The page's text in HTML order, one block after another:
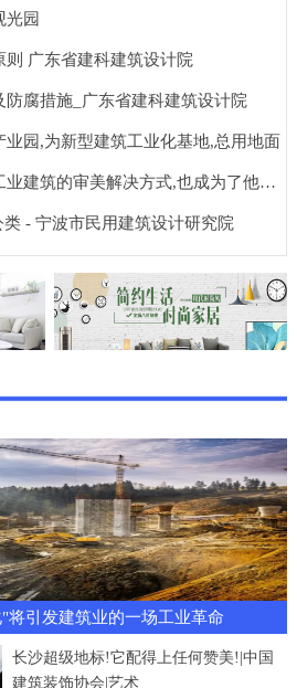
光园
广东省建科建筑设计院
防腐措施_广东省建科建筑设计院
园,为新型建筑工业化基地,总用地面
筑的审美解决方式,也成为了他的使命
- 宁波市民用建筑设计研究院
将引发建筑业的一场工业革命
长沙超级地标!它配得上任何赞美!|中国
建筑装饰协会|艺术